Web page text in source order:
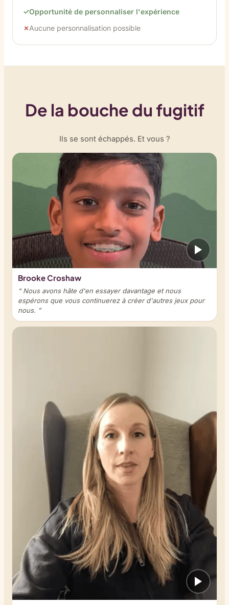
Opportunité de personnaliser l'expérience
Aucune personnalisation possible
De la bouche du fugitif
Ils se sont échappés. Et vous ?
Brooke Croshaw
“ Nous avons hâte d'en essayer davantage et nous
espérons que vous continuerez à créer d'autres jeux pour
nous. ”